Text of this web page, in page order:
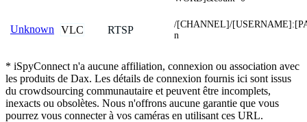
Unknown VLC RTSP
/[CHANNEL]/
n
* iSpyConnect n'a aucune affiliation, connexion ou association avec
les produits de Dax. Les détails de connexion fournis ici sont issus
du crowdsourcing communautaire et peuvent être incomplets,
inexacts ou obsolètes. Nous n'offrons aucune garantie que vous
pourrez vous connecter à vos caméras en utilisant ces URL.